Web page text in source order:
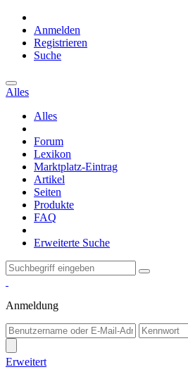
Anmelden
Registrieren
Suche
Alles
Alles
Forum
Lexikon
Marktplatz-Eintrag
Artikel
Seiten
Produkte
FAQ
Erweiterte Suche
Anmeldung
Erweitert